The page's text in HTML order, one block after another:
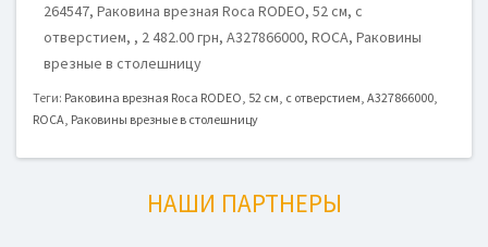
264547, Раковина врезная Roca RODEO, 52 см, с
отверстием, , 2 482.00 грн, A327866000, ROCA, Раковины
врезные в столешницу
Теги: Раковина врезная Roca RODEO, 52 см, с отверстием, A327866000,
ROCA, Раковины врезные в столешницу
НАШИ ПАРТНЕРЫ